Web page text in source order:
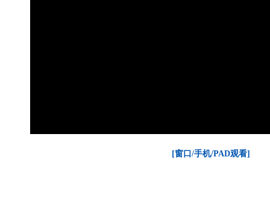
[窗口/手机/PAD观看]